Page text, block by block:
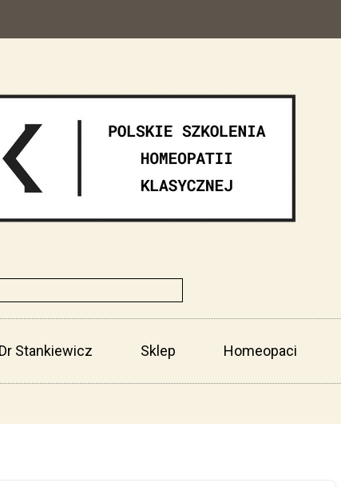
Dr Stankiewicz Sklep Homeopaci